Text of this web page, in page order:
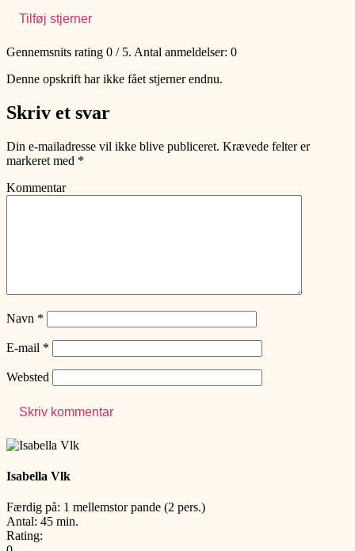
Tilføj stjerner
Gennemsnits rating 0 / 5. Antal anmeldelser: 0
Denne opskrift har ikke fået stjerner endnu.
Skriv et svar
Din e-mailadresse vil ikke blive publiceret. Krævede felter er
markeret med *
Kommentar
Navn *
E-mail *
Websted
Isabella Vlk
Færdig på: 1 mellemstor pande (2 pers.)
Antal: 45 min.
Rating: